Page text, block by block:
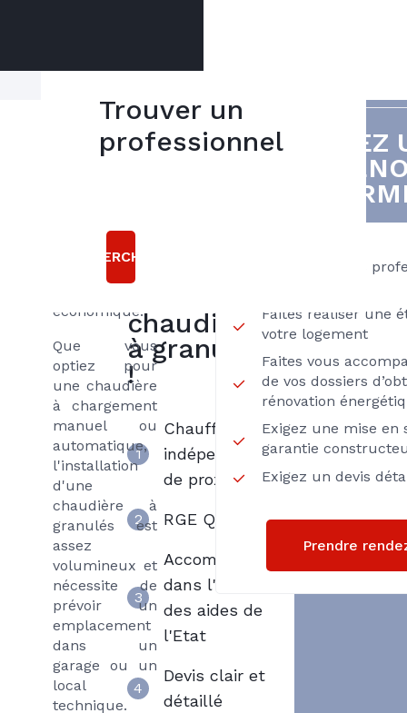
Avec un
rendement
à granulés
produisent
économique.
Que vous
optiez pour
une chaudière
à chargement
manuel ou
automatique,
l'installation
d'une
chaudière à
granulés est
assez
volumineux et
nécessite de
prévoir un
emplacement
dans un
garage ou un
local
technique.
VOUS AVEZ
DE
Passez par des
Faites réaliser une
votre logement
Faites vous
de vos dossiers
rénovation
Exigez une mise en
garantie
Exigez un devis
Prendre
Trouver un
professionnel
RECHERCHER
5
choisir
Axenergie
chaudière
à granulés
!
1
Chauffagiste
indépendant
de proximité
2 RGE Qualibois
3
Accompagnement
dans l'obtention
des aides de
l'Etat
4
Devis clair et
détaillé